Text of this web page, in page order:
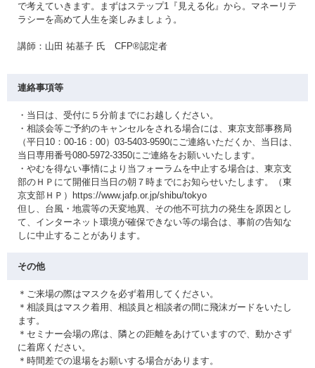
で考えていきます。まずはステップ1『見える化』から。マネーリテ
ラシーを高めて人生を楽しみましょう。
講師：山田 祐基子 氏 CFP®認定者
連絡事項等
・当日は、受付に５分前までにお越しください。
・相談会等ご予約のキャンセルをされる場合には、東京支部事務局
（平日10：00-16：00）03-5403-9590にご連絡いただくか、当日は、
当日専用番号080-5972-3350にご連絡をお願いいたします。
・やむを得ない事情により当フォーラムを中止する場合は、東京支
部のＨＰにて開催日当日の朝７時までにお知らせいたします。（東
京支部ＨＰ）https://www.jafp.or.jp/shibu/tokyo
但し、台風・地震等の天変地異、その他不可抗力の発生を原因とし
て、インターネット環境が確保できない等の場合は、事前の告知な
しに中止することがあります。
その他
＊ご来場の際はマスクを必ず着用してください。
＊相談員はマスク着用、相談員と相談者の間に飛沫ガードをいたし
ます。
＊セミナー会場の席は、隣との距離をあけていますので、動かさず
に着席ください。
＊時間差での退場をお願いする場合があります。